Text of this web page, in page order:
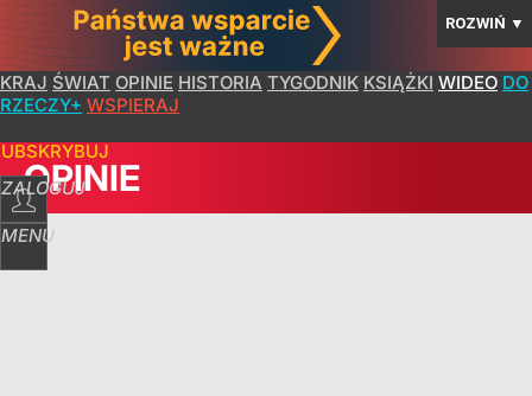
ROZWIŃ ▼
KRAJ ŚWIAT OPINIE HISTORIA TYGODNIK KSIĄŻKI WIDEO DO
RZECZY+ WSPIERAJ
ZALOGUJ
MENU
OPINIE